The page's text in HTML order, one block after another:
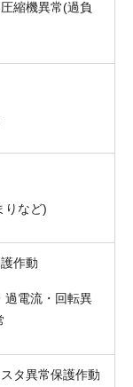
縮機異常(過負
りなど)
作動
過電流・回転異
タ異常保護作動